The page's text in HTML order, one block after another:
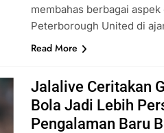
membahas berbagai
Peterborough United di
Read More
Jalalive Ceritakan
Bola Jadi Lebih
Pengalaman Baru